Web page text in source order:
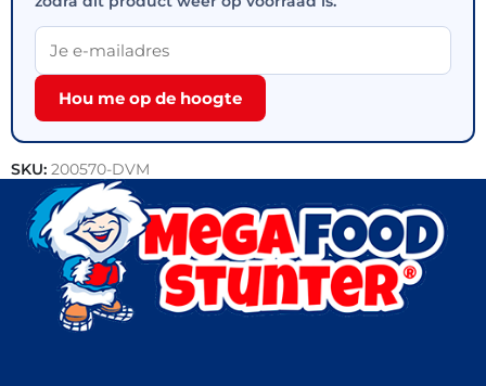
Hou me op de hoogte
SKU: 200570-DVM
Categorieën:Aardappel producten